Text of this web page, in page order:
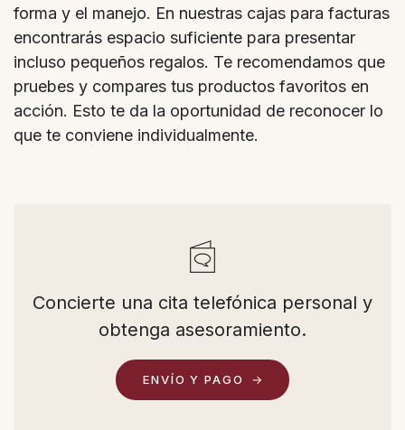
forma y el manejo. En nuestras cajas para facturas
encontrarás espacio suficiente para presentar
incluso pequeños regalos. Te recomendamos que
pruebes y compares tus productos favoritos en
acción. Esto te da la oportunidad de reconocer lo
que te conviene individualmente.
Concierte una cita telefónica personal y
obtenga asesoramiento.
ENVÍO Y PAGO